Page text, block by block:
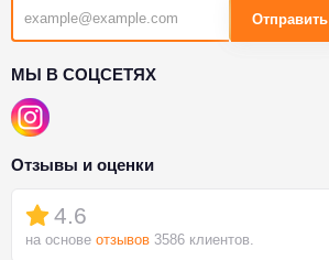
Отправить
МЫ В СОЦСЕТЯХ
Отзывы и оценки
4.6
на основе отзывов 3586 клиентов.